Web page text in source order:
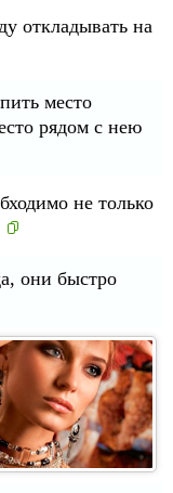
откладывать на
место
рядом с нею
не только
они быстро